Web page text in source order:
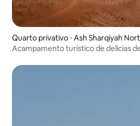
Quarto privativo ⋅ Ash Sharqiyah
Acampamento turístico de delícias